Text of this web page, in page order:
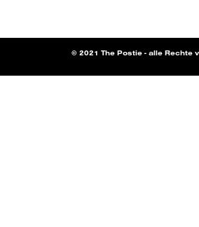
© 2021 The Postie - alle Rechte